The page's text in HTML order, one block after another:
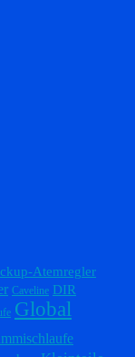
Atemregler
Caveline DIR
Global